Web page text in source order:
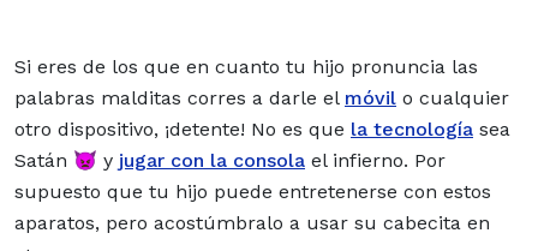
Si eres de los que en cuanto tu hijo pronuncia las
palabras malditas corres a darle el móvil o cualquier
otro dispositivo, ¡detente! No es que la tecnología sea
Satán 👿 y jugar con la consola el infierno. Por
supuesto que tu hijo puede entretenerse con estos
aparatos, pero acostúmbralo a usar su cabecita en